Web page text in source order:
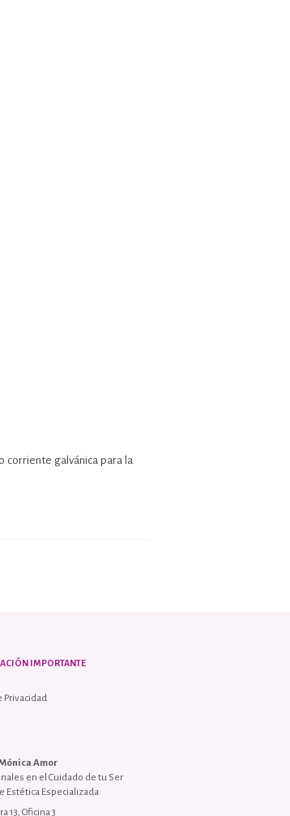
corriente galvánica para la
IMPORTANTE
Privacidad
Amor
en el Cuidado de tu Ser
Estética Especializada
13, Oficina 3